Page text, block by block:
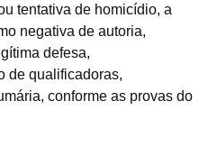
tentativa de homicídio, a
negativa de autoria,
defesa,
de qualificadoras,
conforme as provas do